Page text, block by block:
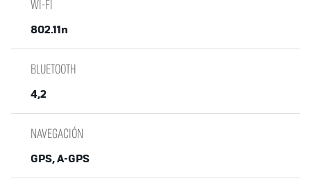
WI-FI
802.11n
BLUETOOTH
4,2
NAVEGACIÓN
GPS, A-GPS